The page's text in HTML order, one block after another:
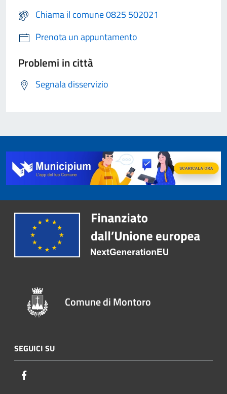
Chiama il comune 0825 502021
Prenota un appuntamento
Problemi in città
Segnala disservizio
Comune di Montoro
SEGUICI SU